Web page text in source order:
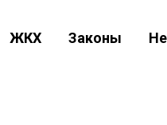
ЖКХ Законы